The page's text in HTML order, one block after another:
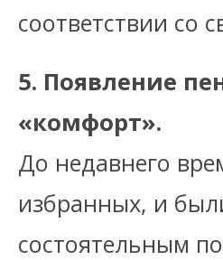
соответствии со
5. Появление
«комфорт».
До недавнего
избранных, и
состоятельным